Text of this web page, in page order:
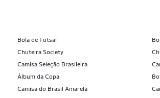
Bola de Futsal
Chuteira Society
Camisa Seleção Brasileira
Álbum da Copa
Camisa do Brasil Amarela